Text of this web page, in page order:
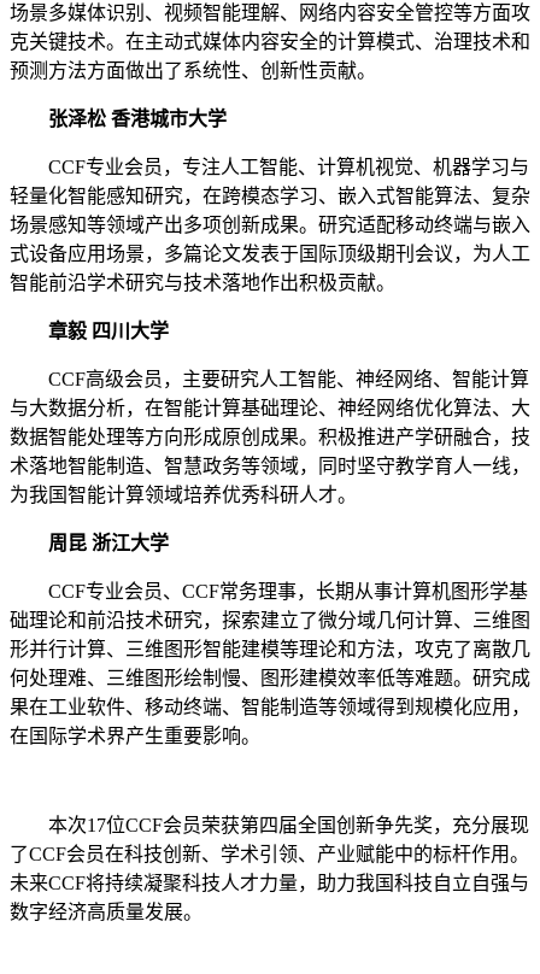
场景多媒体识别、视频智能理解、网络内容安全管控等方面攻
克关键技术。在主动式媒体内容安全的计算模式、治理技术和
预测方法方面做出了系统性、创新性贡献。
张泽松 香港城市大学
CCF专业会员，专注人工智能、计算机视觉、机器学习与
轻量化智能感知研究，在跨模态学习、嵌入式智能算法、复杂
场景感知等领域产出多项创新成果。研究适配移动终端与嵌入
式设备应用场景，多篇论文发表于国际顶级期刊会议，为人工
智能前沿学术研究与技术落地作出积极贡献。
章毅 四川大学
CCF高级会员，主要研究人工智能、神经网络、智能计算
与大数据分析，在智能计算基础理论、神经网络优化算法、大
数据智能处理等方向形成原创成果。积极推进产学研融合，技
术落地智能制造、智慧政务等领域，同时坚守教学育人一线，
为我国智能计算领域培养优秀科研人才。
周昆 浙江大学
CCF专业会员、CCF常务理事，长期从事计算机图形学基
础理论和前沿技术研究，探索建立了微分域几何计算、三维图
形并行计算、三维图形智能建模等理论和方法，攻克了离散几
何处理难、三维图形绘制慢、图形建模效率低等难题。研究成
果在工业软件、移动终端、智能制造等领域得到规模化应用，
在国际学术界产生重要影响。
本次17位CCF会员荣获第四届全国创新争先奖，充分展现
了CCF会员在科技创新、学术引领、产业赋能中的标杆作用。
未来CCF将持续凝聚科技人才力量，助力我国科技自立自强与
数字经济高质量发展。